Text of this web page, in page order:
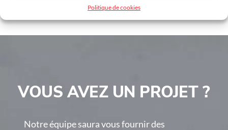
Politique de cookies
VOUS AVEZ UN PROJET ?
Notre équipe saura vous fournir des